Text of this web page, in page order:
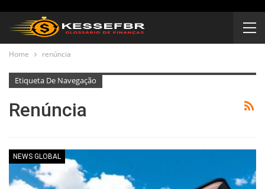
Home renúncia
Etiqueta De Navegação
Renúncia
NEWS GLOBAL